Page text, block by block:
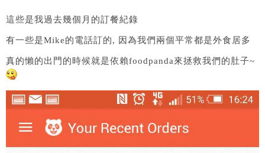
這些是我過去幾個月的訂餐紀錄
有一些是Mike的電話訂的, 因為我們兩個平常都是外食居多
真的懶的出門的時候就是依賴foodpanda來拯救我們的肚子~